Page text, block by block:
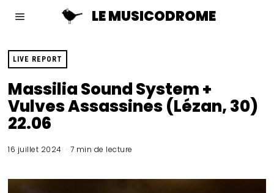
LE MUSICODROME
LIVE REPORT
Massilia Sound System +
Vulves Assassines (Lézan, 30)
22.06
16 juillet 2024 7 min de lecture